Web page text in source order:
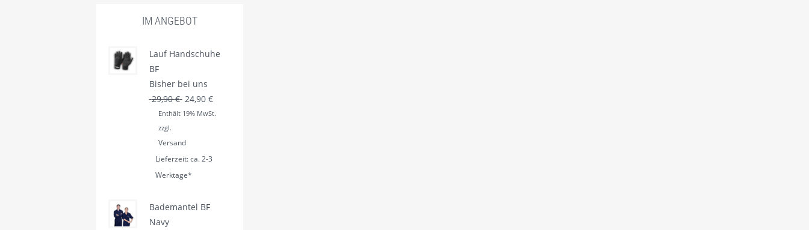
IM ANGEBOT
Lauf Handschuhe
BF
Bisher bei uns
29,90€ Ursprünglicher Preis war: 29,90 €
24,90 €Aktueller Preis ist: 24,90 €.
Enthält 19% MwSt.
zzgl.
Versand
Lieferzeit: ca. 2-3
Werktage*
Bademantel BF
Navy